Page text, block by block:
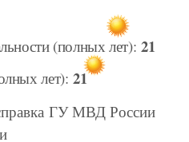
(полных лет): 21
лет):21
ГУ МВД России